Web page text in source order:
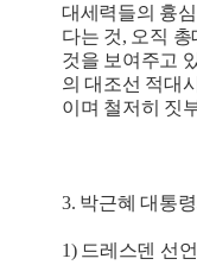
대세력들의 흉
다는 것, 오직
것을 보여주고
의 대조선 적대
이며 철저히 짓
3. 박근혜 대통
1) 드레스덴 선